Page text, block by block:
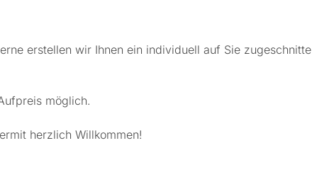
erstellen wir Ihnen ein individuell auf Sie
möglich.
herzlich Willkommen!